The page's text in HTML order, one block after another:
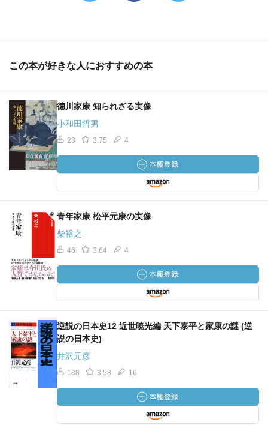
この本が好きな人におすすめの本
徳川家康 知られざる実像
小和田哲男
23 3.75 4
青年家康 松平元康の実像
柴裕之
46 3.64 4
逆説の日本史12 近世暁光編 天下泰平と家康の謎 (逆
説の日本史)
井沢元彦
188 3.58 16